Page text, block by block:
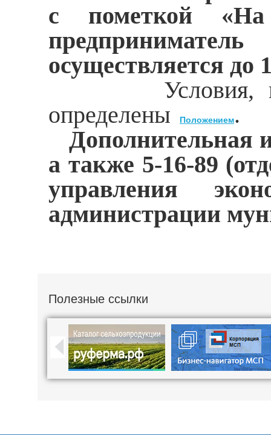
с пометкой «На
осуществляется до
Условия,
определены
Положением.
Дополнительная
а также 5-16-89
управления
администрации
Полезные ссылки